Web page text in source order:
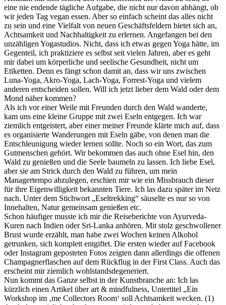
eine nie endende tägliche Aufgabe, die nicht nur davon abhängt, ob
wir jeden Tag vegan essen. Aber so einfach scheint das alles nicht
zu sein und eine Vielfalt von neuen Geschäftsfeldern bietet sich an,
Achtsamkeit und Nachhaltigkeit zu erlernen. Angefangen bei den
unzähligen Yogastudios. Nicht, dass ich etwas gegen Yoga hätte, im
Gegenteil, ich praktiziere es selbst seit vielen Jahren, aber es geht
mir dabei um körperliche und seelische Gesundheit, nicht um
Etiketten. Denn es fängt schon damit an, dass wir uns zwischen
Luna-Yoga, Akro-Yoga, Lach-Yoga, Forrest-Yoga und vielem
anderen entscheiden sollen. Will ich jetzt lieber dem Wald oder dem
Mond näher kommen?
Als ich vor einer Weile mit Freunden durch den Wald wanderte,
kam uns eine kleine Gruppe mit zwei Eseln entgegen. Ich war
ziemlich entgeistert, aber einer meiner Freunde klärte mich auf, dass
es organisierte Wanderungen mit Eseln gäbe, von denen man die
Entschleunigung wieder lernen sollte. Noch so ein Wort, das zum
Gutmenschen gehört. Wir bekommen das auch ohne Esel hin, den
Wald zu genießen und die Seele baumeln zu lassen. Ich liebe Esel,
aber sie am Strick durch den Wald zu führen, um mein
Managertempo abzulegen, erschien mir wie ein Missbrauch dieser
für ihre Eigenwilligkeit bekannten Tiere. Ich las dazu später im Netz
nach. Unter dem Stichwort „Eseltrekking“ säuselte es nur so von
Innehalten, Natur gemeinsam genießen etc.
Schon häufiger musste ich mir die Reiseberichte von Ayurveda-
Kuren nach Indien oder Sri-Lanka anhören. Mit stolz geschwollener
Brust wurde erzählt, man habe zwei Wochen keinen Alkohol
getrunken, sich komplett entgiftet. Die ersten wieder auf Facebook
oder Instagram geposteten Fotos zeigten dann allerdings die offenen
Champagnerflaschen auf dem Rückflug in der First Class. Auch das
erscheint mir ziemlich wohlstandsdegeneriert.
Nun kommt das Ganze selbst in der Kunstbranche an: Ich las
kürzlich einen Artikel über art & mindfulness, Untertitel „Ein
Workshop im ‚me Collectors Room‘ soll Achtsamkeit wecken. (1)